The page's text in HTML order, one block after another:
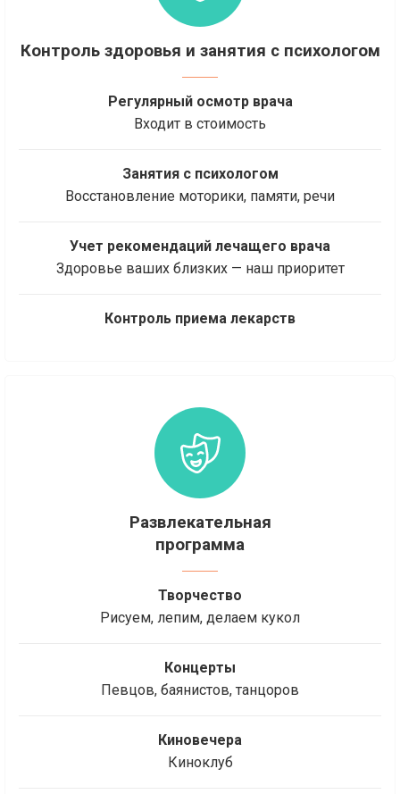
Контроль здоровья и занятия с психологом
Регулярный осмотр врача
Входит в стоимость
Занятия с психологом
Восстановление моторики, памяти, речи
Учет рекомендаций лечащего врача
Здоровье ваших близких — наш приоритет
Контроль приема лекарств
Развлекательная
программа
Творчество
Рисуем, лепим, делаем кукол
Концерты
Певцов, баянистов, танцоров
Киновечера
Киноклуб